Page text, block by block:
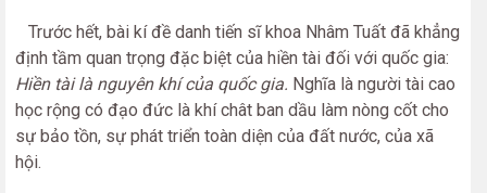
Trước hết, bài kí đề danh tiến sĩ khoa Nhâm Tuất đã khẳng
định tầm quan trọng đặc biệt của hiền tài đối với quốc gia:
Hiền tài là nguyên khí của quốc gia. Nghĩa là người tài cao
học rộng có đạo đức là khí chât ban dầu làm nòng cốt cho
sự bảo tồn, sự phát triển toàn diện của đất nước, của xã
hội.